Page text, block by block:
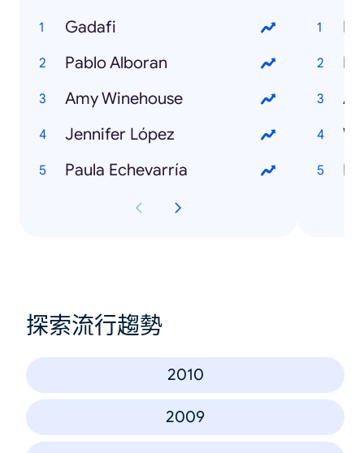
Gadafi
Pablo Alboran
Amy Winehouse
Jennifer López
Paula Echevarría
探索流行趨勢
2010
2009